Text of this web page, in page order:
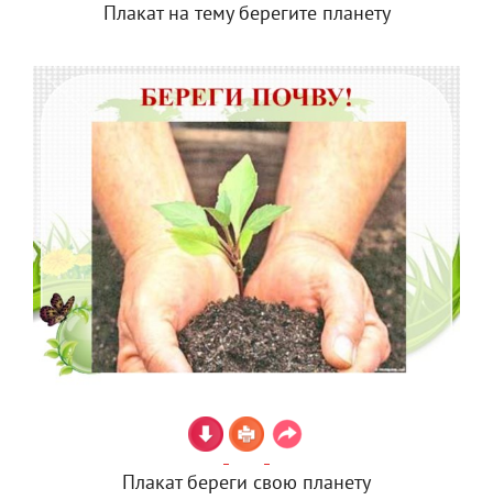
Плакат на тему берегите планету
Плакат береги свою планету